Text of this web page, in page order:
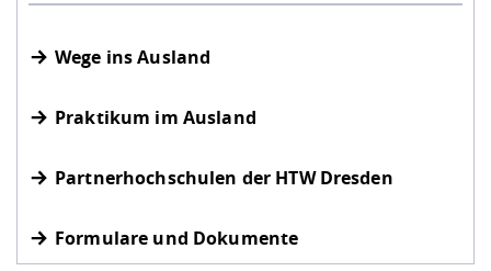
Wege ins Ausland
Praktikum im Ausland
Partnerhochschulen der HTW Dresden
Formulare und Dokumente